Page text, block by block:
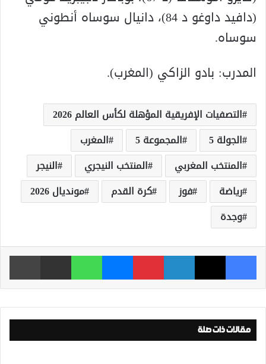
(دافيد داوغو د 84)، دانيال سوساه أنطوني
سوساه.
المدرب: بادو الزاكي (المغرب).
التصفيات الإفريقية المؤهلة لكأس العالم 2026
الجولة 5
المجموعة 5
المغرب
المنتخب المغربي
المنتخب النيجري
النيجر
رياضة
فوز كرة القدم
مونديال 2026
وجدة
فيسبوك ‫X لينكدإن بينتيريست ماسنجر واتساب مشاركة عبر البريد
مقالات ذات صلة